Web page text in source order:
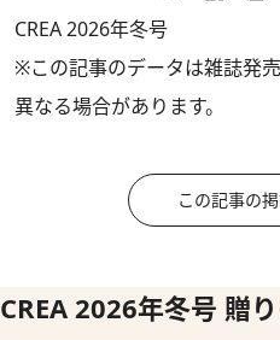
CREA 2026年冬号
※この記事のデータは雑誌発
異なる場合があります。
この記事の
CREA 2026年冬号 贈